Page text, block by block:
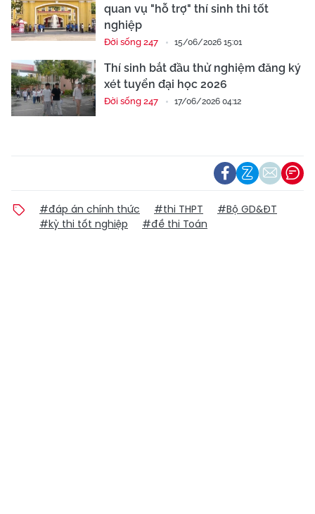
quan vụ "hỗ trợ" thí sinh thi tốt
nghiệp
Đời sống 247 15/06/2026 15:01
Thí sinh bắt đầu thử nghiệm đăng ký
xét tuyển đại học 2026
Đời sống 247 17/06/2026 04:12
#đáp án chính thức #thi THPT
#Bộ GD&ĐT
#kỳ thi tốt nghiệp
#đề thi Toán